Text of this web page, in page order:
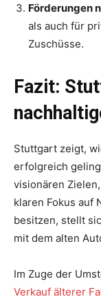
Förderungen
als auch für
Zuschüsse.
Fazit:
Stuttgart zeigt,
erfolgreich
visionären
klaren Fokus auf
besitzen, stellt
mit dem alten
Im Zuge der
Verkauf älterer